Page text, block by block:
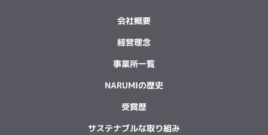
会社概要
経営理念
事業所一覧
NARUMIの歴史
受賞歴
サステナブルな取り組み